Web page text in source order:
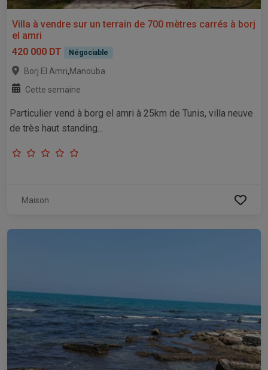
Villa à vendre sur un terrain de 700 mètres carrés à borj
el amri
420 000 DT
Négociable
Borj El Amri,Manouba
Cette semaine
Particulier vend à borg el amri à 25km de Tunis, villa neuve
de très haut standing...
Maison